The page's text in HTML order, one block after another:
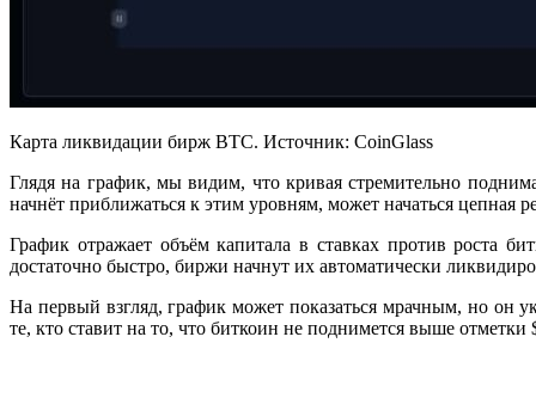
Карта ликвидации бирж BTC. Источник: CoinGlass
Глядя на график, мы видим, что кривая стремительно
начнёт приближаться к этим уровням, может начаться
График отражает объём капитала в ставках против роста
достаточно быстро, биржи начнут их автоматически
На первый взгляд, график может показаться мрачным, но он
те, кто ставит на то, что биткоин не поднимется выше отметки